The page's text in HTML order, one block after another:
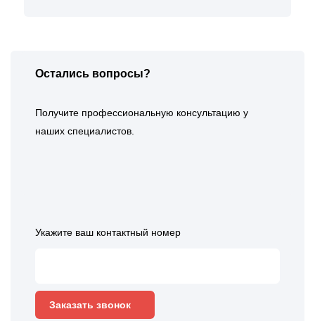
Остались вопросы?
Получите профессиональную консультацию у
наших специалистов.
Укажите ваш контактный номер
Заказать звонок